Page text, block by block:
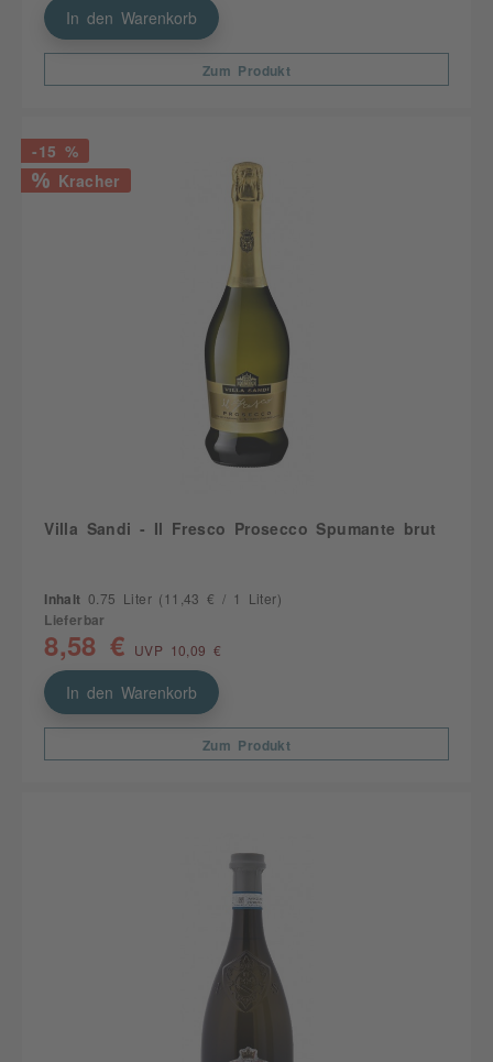
In den Warenkorb
Zum Produkt
-15 %
Kracher
Villa Sandi - Il Fresco Prosecco Spumante brut
Inhalt 0.75 Liter (11,43 € / 1 Liter)
Lieferbar
8,58 € UVP 10,09 €
In den Warenkorb
Zum Produkt